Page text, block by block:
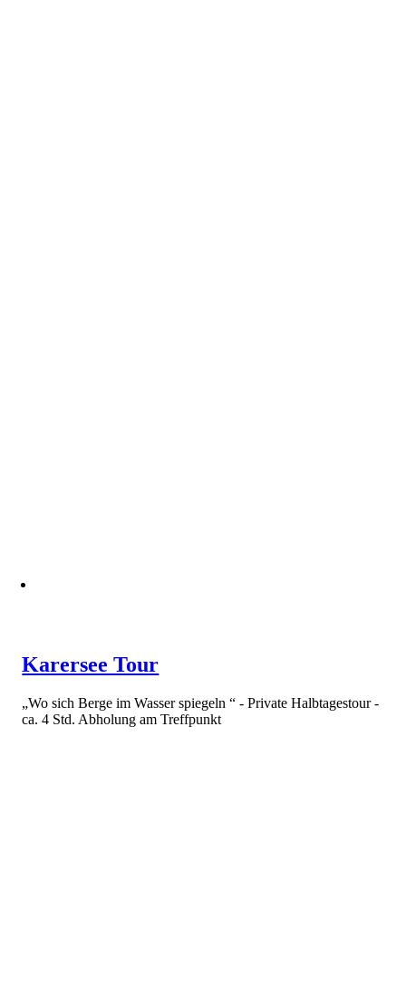
Karersee Tour
„Wo sich Berge im Wasser spiegeln “ - Private Halbtagestour -
ca. 4 Std. Abholung am Treffpunkt